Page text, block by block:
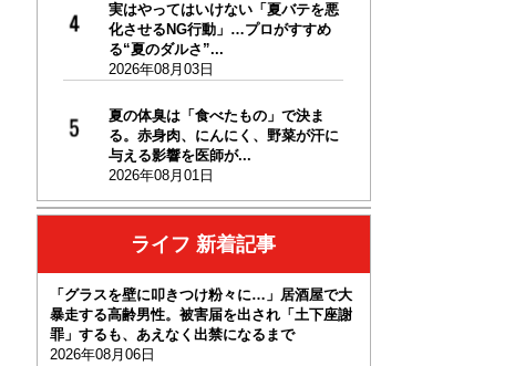
実はやってはいけない「夏バテを悪
化させるNG行動」…プロがすすめ
る“夏のダルさ”...
2026年08月03日
夏の体臭は「食べたもの」で決ま
る。赤身肉、にんにく、野菜が汗に
与える影響を医師が...
2026年08月01日
ライフ 新着記事
「グラスを壁に叩きつけ粉々に…」居酒屋で大
暴走する高齢男性。被害届を出され「土下座謝
罪」するも、あえなく出禁になるまで
2026年08月06日